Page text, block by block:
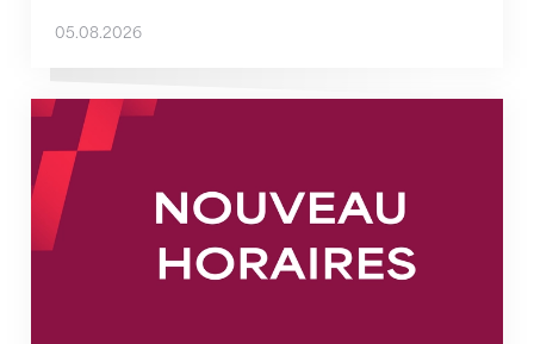
05.08.2026
Nouveaux horaires du secrétariat dès le 1er août